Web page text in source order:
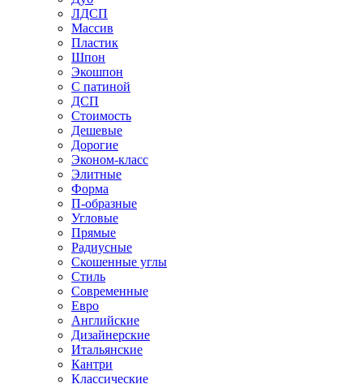
ЛДСП
Массив
Пластик
Шпон
Экошпон
С патиной
ДСП
Стоимость
Дешевые
Дорогие
Эконом-класс
Элитные
Форма
П-образные
Угловые
Прямые
Радиусные
Скошенные углы
Стиль
Современные
Евро
Английские
Дизайнерские
Итальянские
Кантри
Классические